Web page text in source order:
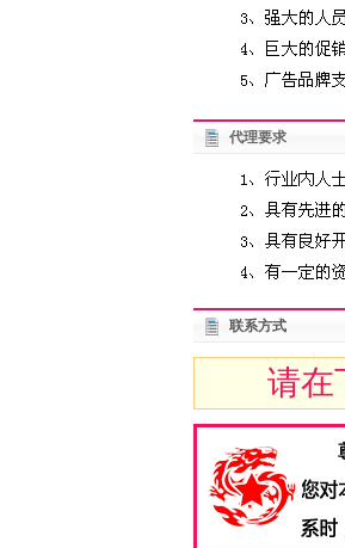
代理要求
联系方式
请在